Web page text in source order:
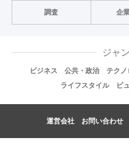
調査 企
ジャ
ビジネス 公共・政治 テク
ライフスタイル
ビ
運営会社 お問い合わせ